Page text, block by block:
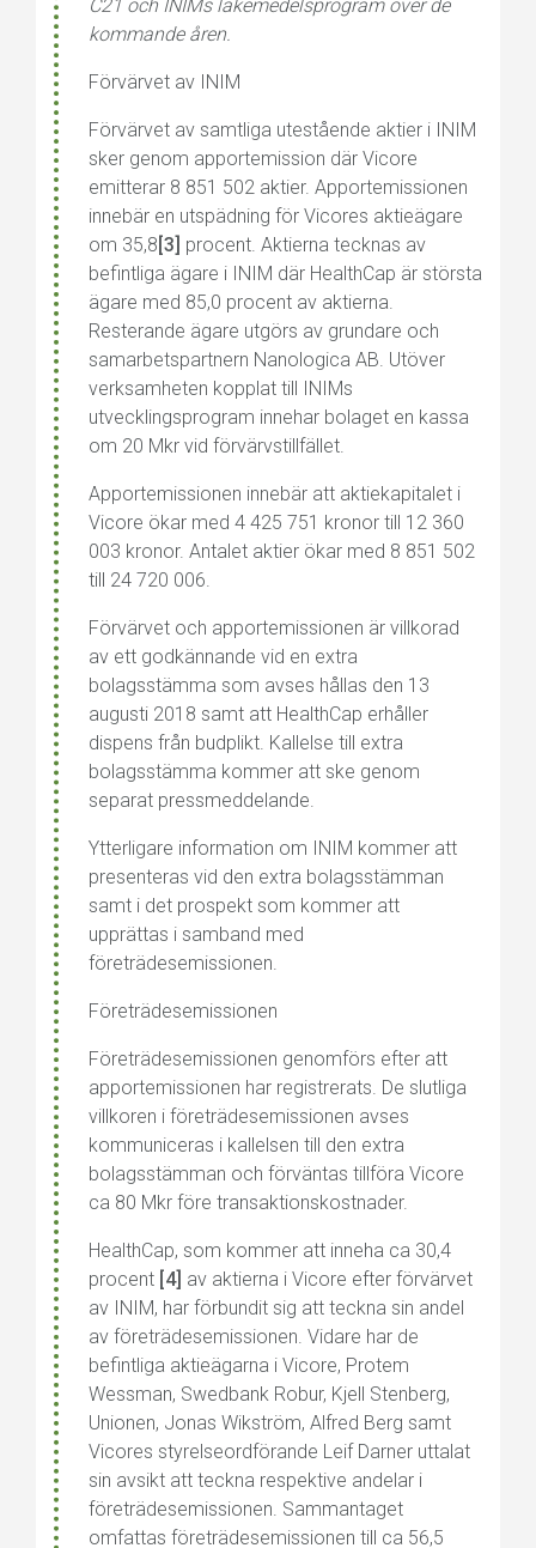
C21 och INIMs läkemedelsprogram över de
kommande åren.
Förvärvet av INIM
Förvärvet av samtliga utestående aktier i INIM
sker genom apportemission där Vicore
emitterar 8 851 502 aktier. Apportemissionen
innebär en utspädning för Vicores aktieägare
om 35,8 [3] procent. Aktierna tecknas av
befintliga ägare i INIM där HealthCap är största
ägare med 85,0 procent av aktierna.
Resterande ägare utgörs av grundare och
samarbetspartnern Nanologica AB. Utöver
verksamheten kopplat till INIMs
utvecklingsprogram innehar bolaget en kassa
om 20 Mkr vid förvärvstillfället.
Apportemissionen innebär att aktiekapitalet i
Vicore ökar med 4 425 751 kronor till 12 360
003 kronor. Antalet aktier ökar med 8 851 502
till 24 720 006.
Förvärvet och apportemissionen är villkorad
av ett godkännande vid en extra
bolagsstämma som avses hållas den 13
augusti 2018 samt att HealthCap erhåller
dispens från budplikt. Kallelse till extra
bolagsstämma kommer att ske genom
separat pressmeddelande.
Ytterligare information om INIM kommer att
presenteras vid den extra bolagsstämman
samt i det prospekt som kommer att
upprättas i samband med
företrädesemissionen.
Företrädesemissionen
Företrädesemissionen genomförs efter att
apportemissionen har registrerats. De slutliga
villkoren i företrädesemissionen avses
kommuniceras i kallelsen till den extra
bolagsstämman och förväntas tillföra Vicore
ca 80 Mkr före transaktionskostnader.
HealthCap, som kommer att inneha ca 30,4
procent [4] av aktierna i Vicore efter förvärvet
av INIM, har förbundit sig att teckna sin andel
av företrädesemissionen. Vidare har de
befintliga aktieägarna i Vicore, Protem
Wessman, Swedbank Robur, Kjell Stenberg,
Unionen, Jonas Wikström, Alfred Berg samt
Vicores styrelseordförande Leif Darner uttalat
sin avsikt att teckna respektive andelar i
företrädesemissionen. Sammantaget
omfattas företrädesemissionen till ca 56,5